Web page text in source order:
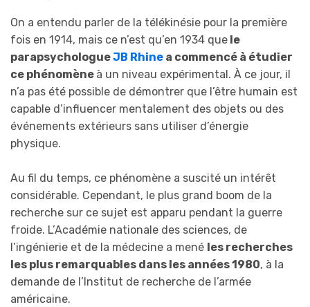
On a entendu parler de la télékinésie pour la première
fois en 1914, mais ce n’est qu’en 1934 que le
parapsychologueJB Rhine a commencé à étudier
ce phénomène à un niveau expérimental. À ce jour, il
n’a pas été possible de démontrer que l’être humain est
capable d’influencer mentalement des objets ou des
événements extérieurs sans utiliser d’énergie
physique.
Au fil du temps, ce phénomène a suscité un intérêt
considérable. Cependant, le plus grand boom de la
recherche sur ce sujet est apparu pendant la guerre
froide. L’Académie nationale des sciences, de
l’ingénierie et de la médecine a mené les recherches
les plus remarquables dans les années 1980, à la
demande de l’Institut de recherche de l’armée
américaine.